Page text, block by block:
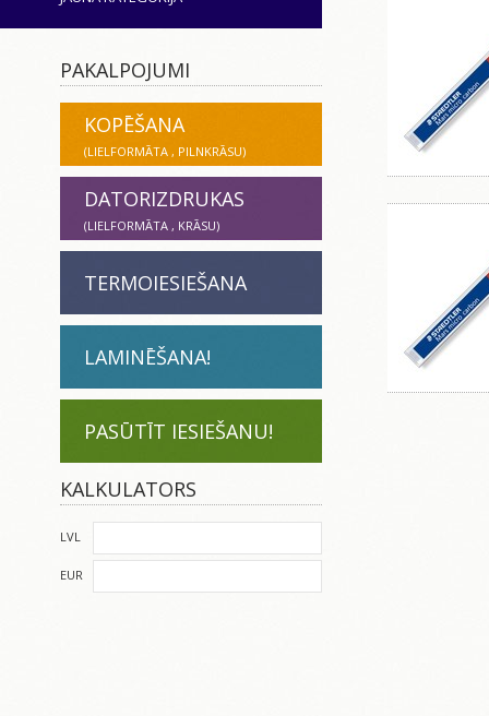
PAKALPOJUMI
KOPĒŠANA
(LIELFORMĀTA , PILNKRĀSU)
DATORIZDRUKAS
(LIELFORMĀTA , KRĀSU)
TERMOIESIEŠANA
LAMINĒŠANA!
PASŪTĪT IESIEŠANU!
KALKULATORS
LVL
EUR